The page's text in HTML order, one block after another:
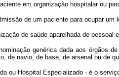
em organização hospitalar ou
de um paciente para ocupar um
de saúde aparelhada de pessoal e
genérica dada aos órgãos de
de navio, de base, de arsenal ou de
Hospital Especializado - é o